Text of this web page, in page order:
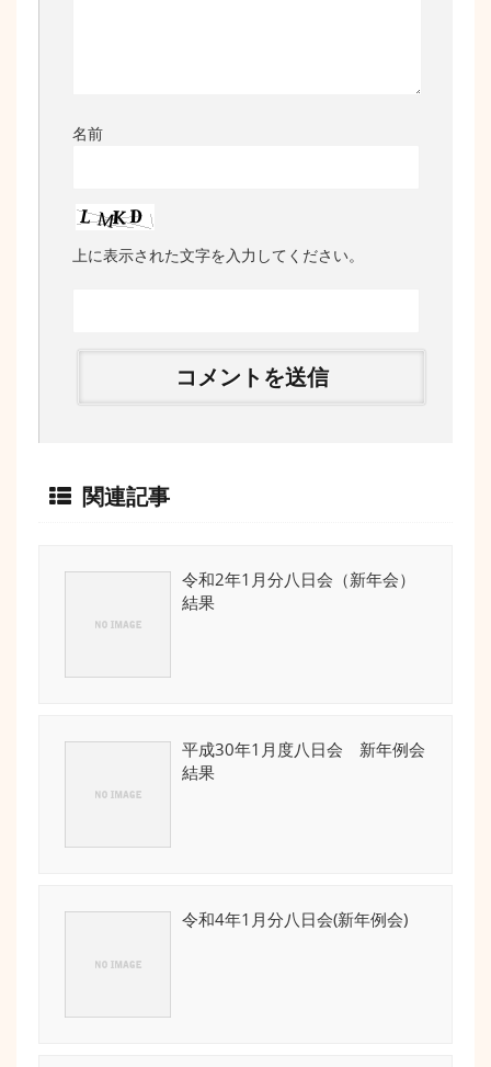
名前
上に表示された文字を入力してください。
関連記事
令和2年1月分八日会（新年会）
結果
平成30年1月度八日会 新年例会
結果
令和4年1月分八日会(新年例会)